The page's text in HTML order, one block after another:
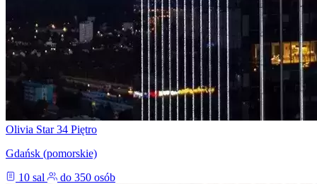
Olivia Star 34 Piętro
Gdańsk (pomorskie)
10 sal
do 350 osób